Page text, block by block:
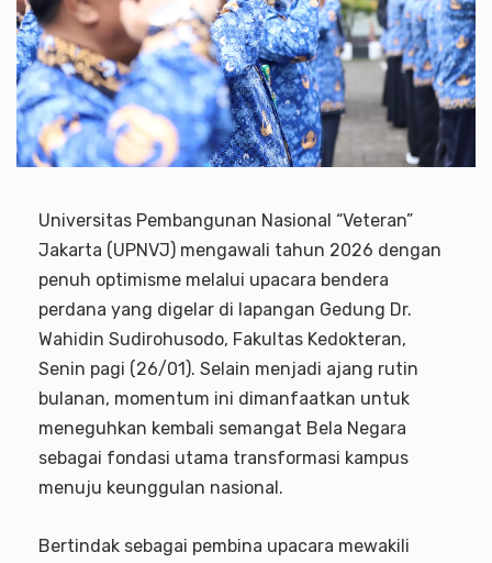
Universitas Pembangunan Nasional “Veteran”
Jakarta (UPNVJ) mengawali tahun 2026 dengan
penuh optimisme melalui upacara bendera
perdana yang digelar di lapangan Gedung Dr.
Wahidin Sudirohusodo, Fakultas Kedokteran,
Senin pagi (26/01). Selain menjadi ajang rutin
bulanan, momentum ini dimanfaatkan untuk
meneguhkan kembali semangat Bela Negara
sebagai fondasi utama transformasi kampus
menuju keunggulan nasional.
Bertindak sebagai pembina upacara mewakili